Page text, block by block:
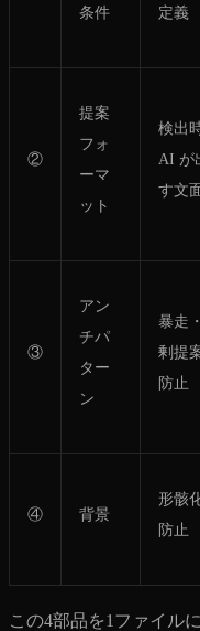
条件 定義
②
提案
フォ
ーマ
ット
検出
AI が
す文
③
アン
チパ
ター
ン
暴走
剰提
防止
④ 背景
形骸
防止
この4部品を1ファイル